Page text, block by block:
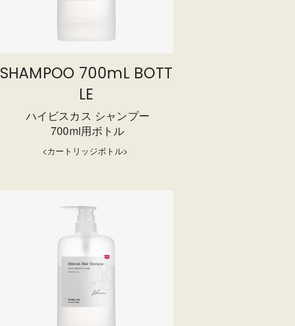
SHAMPOO 700mL BOTT
LE
ハイビスカス シャンプー
700ml用ボトル
<カートリッジボトル>